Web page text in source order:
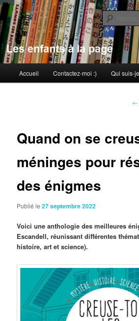
Aller
au
contenu
principalLes enfants à la page
principal
Accueil Contactez-moi :) Qui suis-
←
Quand on se
méninges pour
des énigmes
Publié le27 septembre 2022
Voici une anthologie des meilleures
Escandell, réunissant différentes
histoire, art et science).